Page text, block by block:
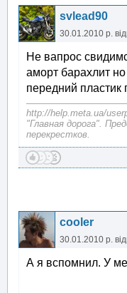
svlead90
30.01.2010 р.
Не вапрос
аморт барахлит
передний
http://help.meta.ua/
"Главная дорога".
перекрестков.
cooler
30.01.2010 р.
А я вспомнил. У